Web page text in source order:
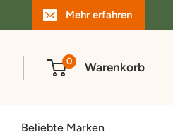
Mehr erfahren
0 Warenkorb
Beliebte Marken